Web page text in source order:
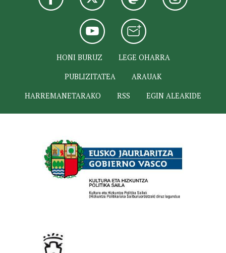
HONI BURUZ
LEGE OHARRA
PUBLIZITATEA
ARAUAK
HARREMANETARAKO
RSS EGIN ALEAKIDE